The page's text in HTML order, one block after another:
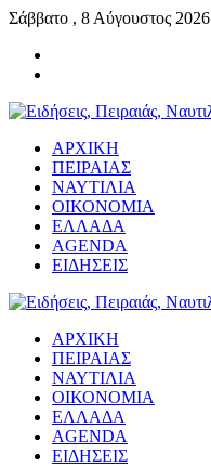
Σάββατο , 8 Αύγουστος 2026
ΑΡΧΙΚΗ
ΠΕΙΡΑΙΑΣ
ΝΑΥΤΙΛΙΑ
ΟΙΚΟΝΟΜΙΑ
ΕΛΛΑΔΑ
AGENDA
ΕΙΔΗΣΕΙΣ
ΑΡΧΙΚΗ
ΠΕΙΡΑΙΑΣ
ΝΑΥΤΙΛΙΑ
ΟΙΚΟΝΟΜΙΑ
ΕΛΛΑΔΑ
AGENDA
ΕΙΔΗΣΕΙΣ